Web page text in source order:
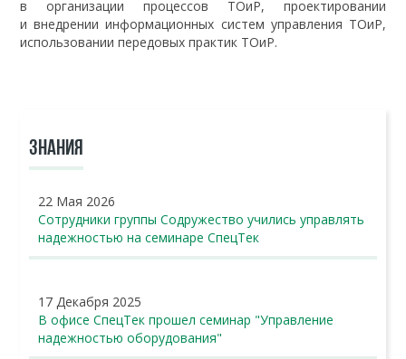
в организации процессов ТОиР, проектировании
и внедрении информационных систем управления ТОиР,
использовании передовых практик ТОиР.
ЗНАНИЯ
22 Мая 2026
Сотрудники группы Содружество учились управлять
надежностью на семинаре СпецТек
17 Декабря 2025
В офисе СпецТек прошел семинар "Управление
надежностью оборудования"